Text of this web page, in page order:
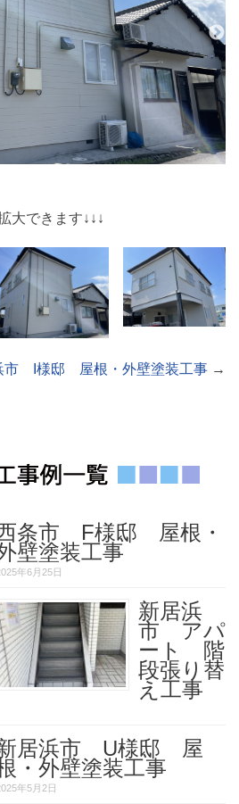
大できます↓↓↓
市 I様邸 屋根・外壁塗装工事 →
条市 F様邸 屋根・
壁塗装工事
年6月25日
新居浜
市 アパ
ート 階
段張り替
え工事
居浜市 U様邸 屋
・外壁塗装工事
年5月2日